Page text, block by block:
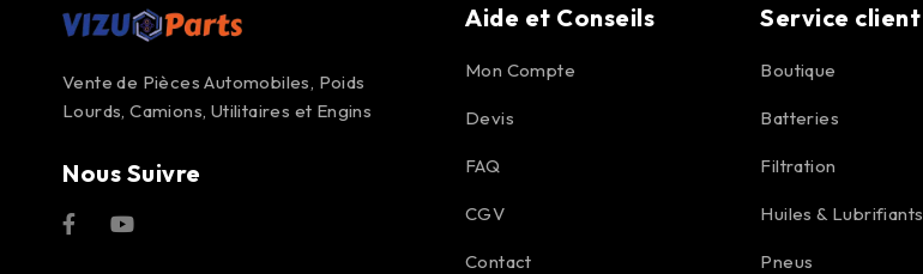
Vente de Pièces Automobiles, Poids
Lourds, Camions, Utilitaires et Engins
Nous Suivre
Aide et Conseils
Mon Compte
Devis
FAQ
CGV
Contact
Service client
Boutique
Batteries
Filtration
Huiles & Lubrifiants
Pneus